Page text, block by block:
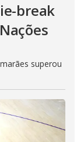
break
superou